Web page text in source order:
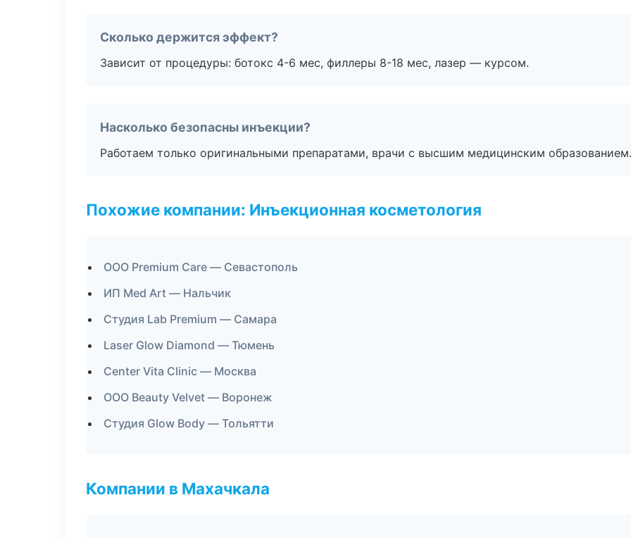
Сколько держится эффект?
Зависит от процедуры: ботокс 4-6 мес, филлеры 8-18 мес, лазер — курсом.
Насколько безопасны инъекции?
Работаем только оригинальными препаратами, врачи с высшим медицинским образованием.
Похожие компании: Инъекционная косметология
ООО Premium Care — Севастополь
ИП Med Art — Нальчик
Студия Lab Premium — Самара
Laser Glow Diamond — Тюмень
Center Vita Clinic — Москва
ООО Beauty Velvet — Воронеж
Студия Glow Body — Тольятти
Компании в Махачкала